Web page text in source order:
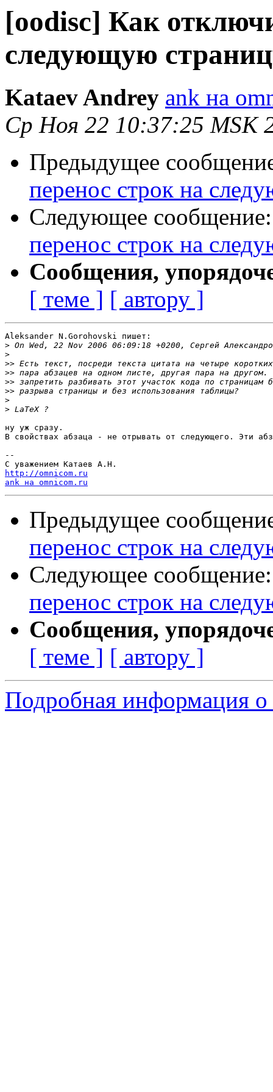
[oodisc] Как
следующую
Kataev Andrey ank на
Ср Ноя 22 10:37:25 MSK
Предыдущее
перенос строк на
Следующее
перенос строк на
Сообщения,
[ теме ] [ автору ]
Aleksander N.Gorohovski пишет:
>
>
>>
>>
>>
>>
>
>
ну уж сразу.
В свойствах абзаца - не отрывать от следующего. Эти
--
http://omnicom.ru
ank на omnicom.ru
Предыдущее
перенос строк на
Следующее
перенос строк на
Сообщения,
[ теме ] [ автору ]
Подробная информация о